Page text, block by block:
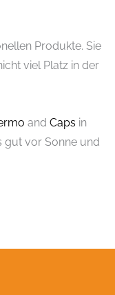
Produkte. Sie
viel Platz in der
and Caps in
gut vor Sonne und